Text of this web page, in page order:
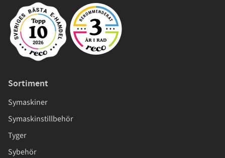
Sortiment
Symaskiner
Symaskinstillbehör
Tyger
Sybehör